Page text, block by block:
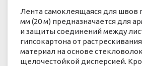
Лента самоклеящаяся для швов
мм (20 м) предназначается для
и защиты соединений между
гипсокартона от
материал на основе
щелочестойкой дисперсией.